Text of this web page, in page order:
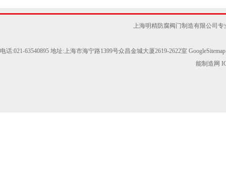
上海明精防腐阀门制造有限公司
电话:021-63540895 地址:上海市海宁路1399号众昌金城大厦2619-2622室 GoogleSitemap
能制造网